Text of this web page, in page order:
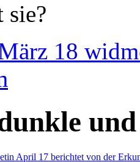
sie?
18
April 17 berichtet von der